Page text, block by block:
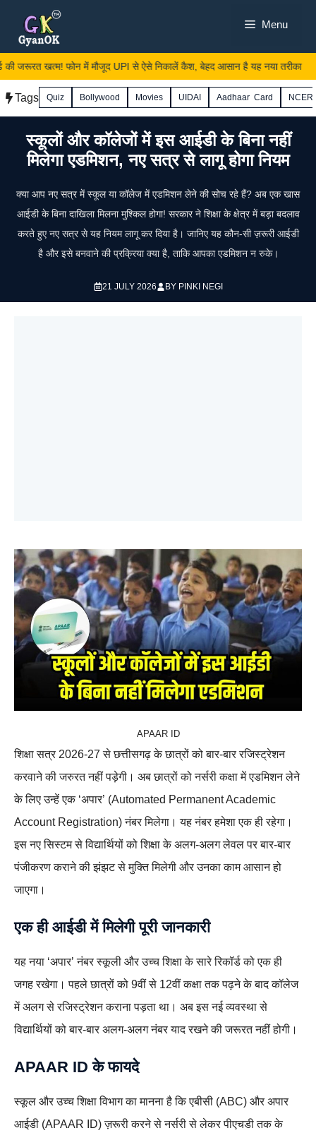
content
Menu
जरूरत खत्म! फोन में मौजूद UPI से ऐसे निकालें कैश, बेहद आसान है यह नया तरीका
Tags Quiz Bollywood Movies UIDAI Aadhaar Card
स्कूलों और कॉलेजों में इस आईडी के बिना नहीं
मिलेगा एडमिशन, नए सत्र से लागू होगा नियम
क्या आप नए सत्र में स्कूल या कॉलेज में एडमिशन लेने की सोच रहे हैं? अब एक खास
आईडी के बिना दाखिला मिलना मुश्किल होगा! सरकार ने शिक्षा के क्षेत्र में बड़ा बदलाव
करते हुए नए सत्र से यह नियम लागू कर दिया है। जानिए यह कौन-सी ज़रूरी आईडी
है और इसे बनवाने की प्रक्रिया क्या है, ताकि आपका एडमिशन न रुके।
21 JULY 2026 BY PINKI NEGI
APAAR ID
शिक्षा सत्र 2026-27 से छत्तीसगढ़ के छात्रों को बार-बार रजिस्ट्रेशन
करवाने की जरुरत नहीं पड़ेगी। अब छात्रों को नर्सरी कक्षा में एडमिशन लेने
के लिए उन्हें एक ‘अपार’ (Automated Permanent Academic
Account Registration) नंबर मिलेगा। यह नंबर हमेशा एक ही रहेगा।
इस नए सिस्टम से विद्यार्थियों को शिक्षा के अलग-अलग लेवल पर बार-बार
पंजीकरण कराने की झंझट से मुक्ति मिलेगी और उनका काम आसान हो
जाएगा।
एक ही आईडी में मिलेगी पूरी जानकारी
यह नया ‘अपार’ नंबर स्कूली और उच्च शिक्षा के सारे रिकॉर्ड को एक ही
जगह रखेगा। पहले छात्रों को 9वीं से 12वीं कक्षा तक पढ़ने के बाद कॉलेज
में अलग से रजिस्ट्रेशन कराना पड़ता था। अब इस नई व्यवस्था से
विद्यार्थियों को बार-बार अलग-अलग नंबर याद रखने की जरूरत नहीं होगी।
APAAR ID के फायदे
स्कूल और उच्च शिक्षा विभाग का मानना है कि एबीसी (ABC) और अपार
आईडी (APAAR ID) ज़रूरी करने से नर्सरी से लेकर पीएचडी तक के